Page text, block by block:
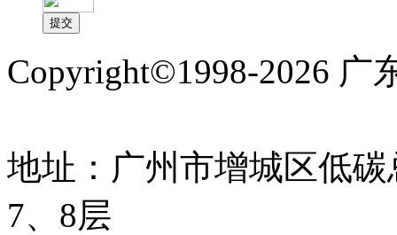
Copyright©1998-2026 广
地址：广州市增城区低
7、8层